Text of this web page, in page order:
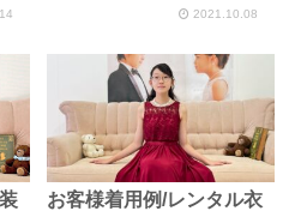
2021.10.08
お客様着用例/レンタル衣